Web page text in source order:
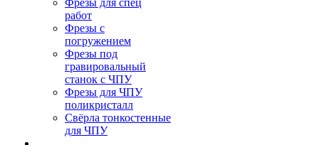
Фрезы для спец
работ
Фрезы с
погружением
Фрезы под
гравировальный
станок с ЧПУ
Фрезы для ЧПУ
поликристалл
Свёрла тонкостенные
для ЧПУ